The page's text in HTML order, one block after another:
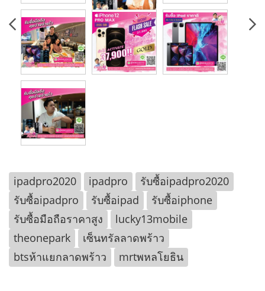
ipadpro2020 ipadpro
รับซื้อipadpro2020
รับซื้อipadpro
รับซื้อipad
รับซื้อiphone
รับซื้อมือถือราคาสูง
lucky13mobile
theonepark
เซ็นทรัลลาดพร้าว
btsห้าแยกลาดพร้าว
mrtพหลโยธิน